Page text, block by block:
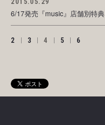
6/17発売『music』店舗別特
2 3 4 5 6